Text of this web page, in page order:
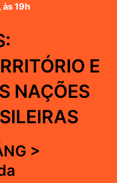
às 19h
E
NAÇÕES
>